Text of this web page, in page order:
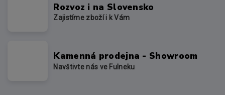
Rozvoz i na Slovensko
Zajistíme zboží i k Vám
Kamenná prodejna - Showroom
Navštivte nás ve Fulneku